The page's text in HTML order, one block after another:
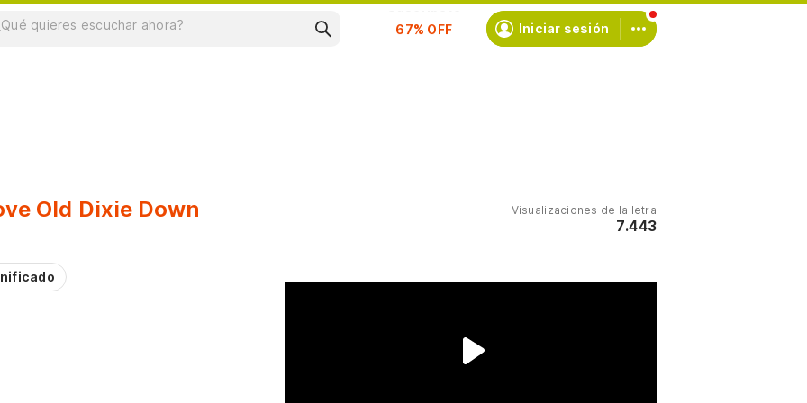
Suscríbete Iniciar sesión
Visualizaciones de la letra
7.443
Old Dixie Down